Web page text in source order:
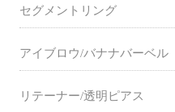
セグメントリング
アイブロウ/バナナバーベル
リテーナー/透明ピアス